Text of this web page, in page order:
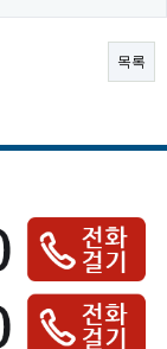
목록